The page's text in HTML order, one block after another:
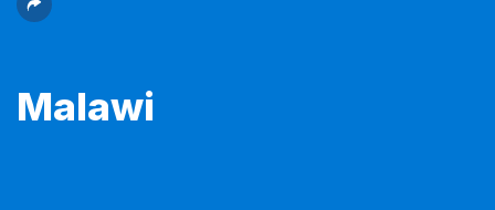
Malawi